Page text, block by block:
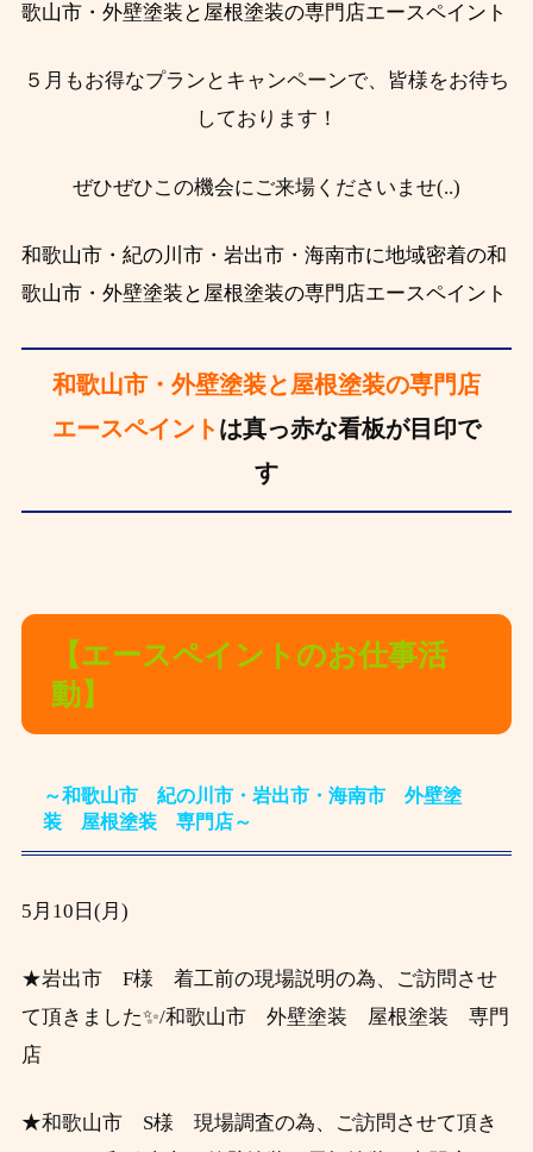
歌山市・外壁塗装と屋根塗装の専門店エースペイント
５月もお得なプランとキャンペーンで、皆様をお待ち
しております！
ぜひぜひこの機会にご来場くださいませ(..)
和歌山市・紀の川市・岩出市・海南市に地域密着の和
歌山市・外壁塗装と屋根塗装の専門店エースペイント
和歌山市・外壁塗装と屋根塗装の専門店
エースペイント は真っ赤な看板が目印で
す
【エースペイントのお仕事活
動】
～和歌山市 紀の川市・岩出市・海南市 外壁塗
装 屋根塗装 専門店～
5月10日(月)
★岩出市 F様 着工前の現場説明の為、ご訪問させ
て頂きました✨/和歌山市 外壁塗装 屋根塗装 専門
店
★和歌山市 S様 現場調査の為、ご訪問させて頂き